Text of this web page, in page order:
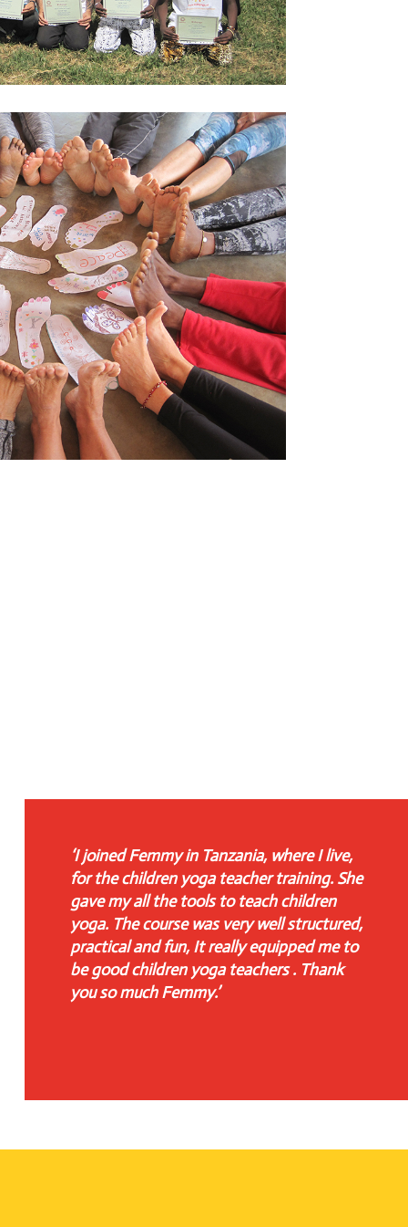
‘I joined Femmy in Tanzania, where I live,
for the children yoga teacher training. She
gave my all the tools to teach children
yoga. The course was very well structured,
practical and fun, It really equipped me to
be good children yoga teachers . Thank
you so much Femmy.’